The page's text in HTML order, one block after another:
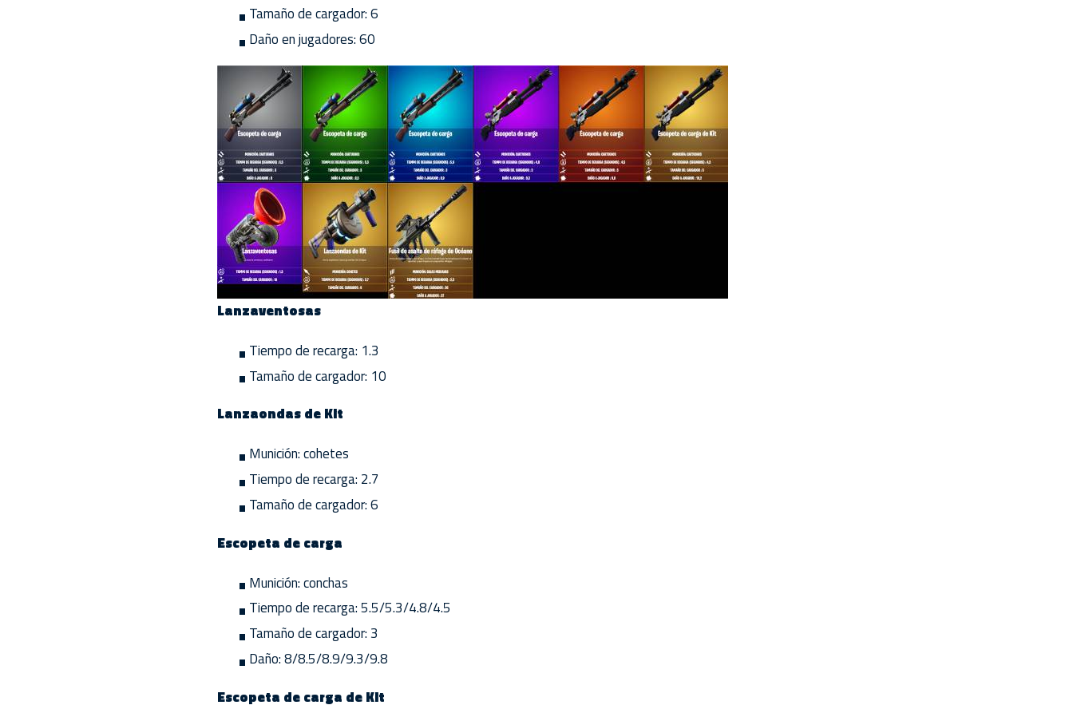
Tamaño de cargador: 6
Daño en jugadores: 60
Lanzaventosas
Tiempo de recarga: 1.3
Tamaño de cargador: 10
Lanzaondas de Kit
Munición: cohetes
Tiempo de recarga: 2.7
Tamaño de cargador: 6
Escopeta de carga
Munición: conchas
Tiempo de recarga: 5.5/5.3/4.8/4.5
Tamaño de cargador: 3
Daño: 8/8.5/8.9/9.3/9.8
Escopeta de carga de Kit